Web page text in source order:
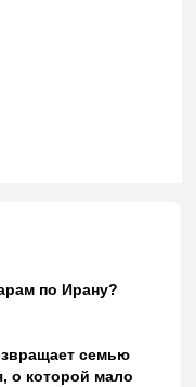
по Ирану?
семью
о которой мало